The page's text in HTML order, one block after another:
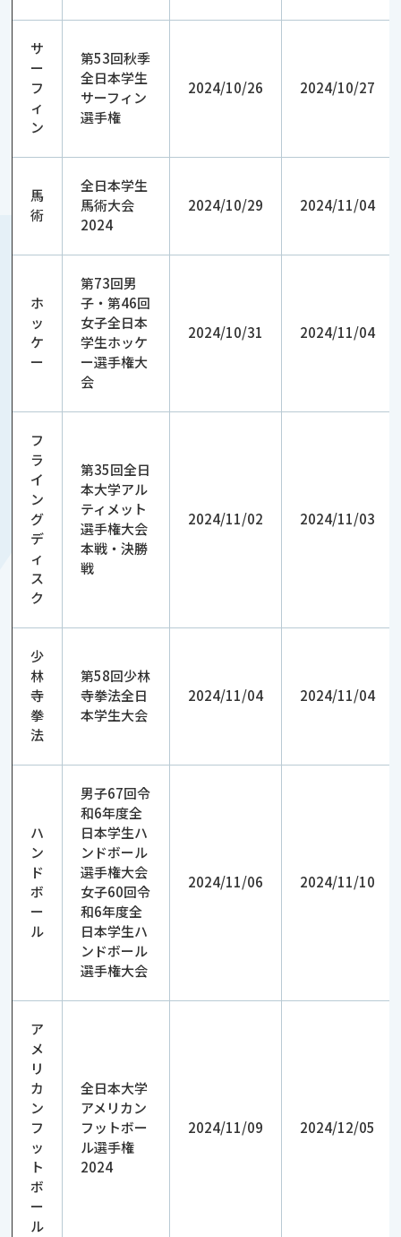
サ
ー
フ
ィ
ン
第53回秋季
全日本学生
サーフィン
選手権
2024/10/26 2024/10/27
馬
術
全日本学生
馬術大会
2024
2024/10/29 2024/11/04
ホ
ッ
ケ
ー
第73回男
子・第46回
女子全日本
学生ホッケ
ー選手権大
会
2024/10/31 2024/11/04
フ
ラ
イ
ン
グ
デ
ィ
ス
ク
第35回全日
本大学アル
ティメット
選手権大会
本戦・決勝
戦
2024/11/02 2024/11/03
少
林
寺
拳
法
第58回少林
寺拳法全日
本学生大会
2024/11/04 2024/11/04
ハ
ン
ド
ボ
ー
ル
男子67回令
和6年度全
日本学生ハ
ンドボール
選手権大会
女子60回令
和6年度全
日本学生ハ
ンドボール
選手権大会
2024/11/06 2024/11/10
ア
メ
リ
カ
ン
フ
ッ
ト
ボ
ー
ル
全日本大学
アメリカン
フットボー
ル選手権
2024
2024/11/09 2024/12/05